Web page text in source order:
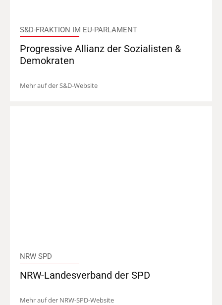
S&D-FRAKTION IM EU-PARLAMENT
Progressive Allianz der Sozialisten &
Demokraten
Mehr auf der S&D-Website
NRW SPD
NRW-Landesverband der SPD
Mehr auf der NRW-SPD-Website